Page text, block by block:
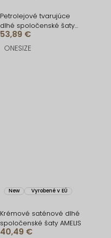
Petrolejové tvarujúce
dlhé spoločenské šaty
CRUNCHA na jedno
rameno
53,89 €
ONESIZE
New Vyrobené v EÚ
Krémové saténové dlhé
spoločenské šaty AMELIS
40,49 €